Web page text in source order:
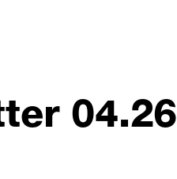
04.26